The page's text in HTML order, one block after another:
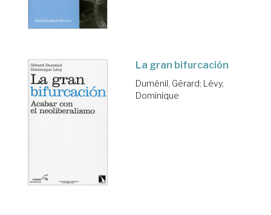
La gran bifurcación
Duménil, Gérard; Lévy,
Dominique